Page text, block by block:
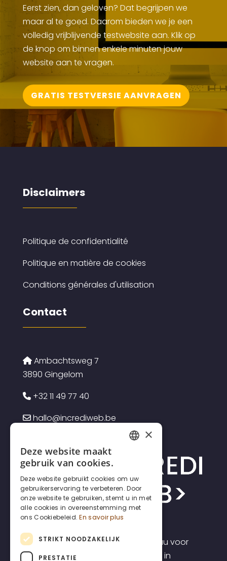
Eerst zien, dan geloven? Dat begrijpen we
maar al te goed. Daarom bieden we je een
volledig vrijblijvende testwebsite aan. Klik op
de knop om binnen enkele minuten jouw
website aan te vragen.
GRATIS TESTVERSIE AANVRAGEN
Disclaimers
Politique de confidentialité
Politique en matière de cookies
Conditions générales d'utilisation
Contact
Ambachtsweg 7
3890 Gingelom
+32 11 49 77 40
hallo@incrediweb.be
Incrediweb is een webdesign bureau voor
zelfstandigen en kmo's. Wij geloven in
DUTCH
ENGLISH
×
Deze website maakt
gebruik van cookies.
Deze website gebruikt cookies om uw
gebruikerservaring te verbeteren. Door
onze website te gebruiken, stemt u in met
alle cookies in overeenstemming met
ons Cookiebeleid. En savoir plus
STRIKT NOODZAKELIJK
PRESTATIE